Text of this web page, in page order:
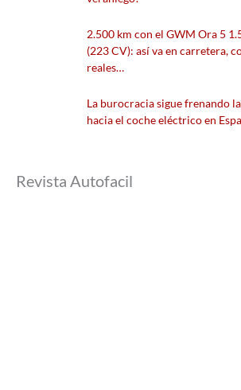
2.500 km con el GWM Ora 5
(223 CV): así va en carretera,
reales…
La burocracia sigue frenando
hacia el coche eléctrico en
Revista Autofacil